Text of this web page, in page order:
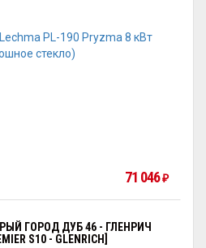
71 046₽
ГОРОД ДУБ 46 - ГЛЕНРИЧ
S10 - GLENRICH]